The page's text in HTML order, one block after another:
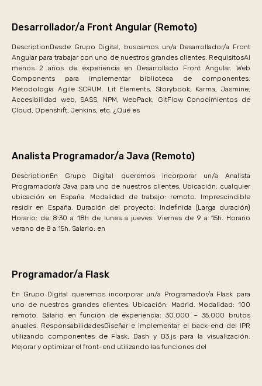
Desarrollador/a Front Angular (Remoto)
DescriptionDesde Grupo Digital, buscamos un/a Desarrollador/a Front
Angular para trabajar con uno de nuestros grandes clientes. RequisitosAl
menos 2 años de experiencia en Desarrollado Front Angular. Web
Components para implementar biblioteca de componentes.
Metodología Agile SCRUM. Lit Elements, Storybook, Karma, Jasmine,
Accesibilidad web, SASS, NPM, WebPack, GitFlow Conocimientos de
Cloud, Openshift, Jenkins, etc. ¿Qué es
Analista Programador/a Java (Remoto)
DescriptionEn Grupo Digital queremos incorporar un/a Analista
Programador/a Java para uno de nuestros clientes. Ubicación: cualquier
ubicación en España. Modalidad de trabajo: remoto. Imprescindible
residir en España. Duración del proyecto: Indefinida (Larga duración)
Horario: de 8:30 a 18h de lunes a jueves. Viernes de 9 a 15h. Horario
verano de 8 a 15h. Salario: en
Programador/a Flask
En Grupo Digital queremos incorporar un/a Programador/a Flask para
uno de nuestros grandes clientes. Ubicación: Madrid. Modalidad: 100
remoto. Salario en función de experiencia: 30.000 – 35.000 brutos
anuales. ResponsabilidadesDiseñar e implementar el back-end del IPR
utilizando componentes de Flask, Dash y D3.js para la visualización.
Mejorar y optimizar el front-end utilizando las funciones del